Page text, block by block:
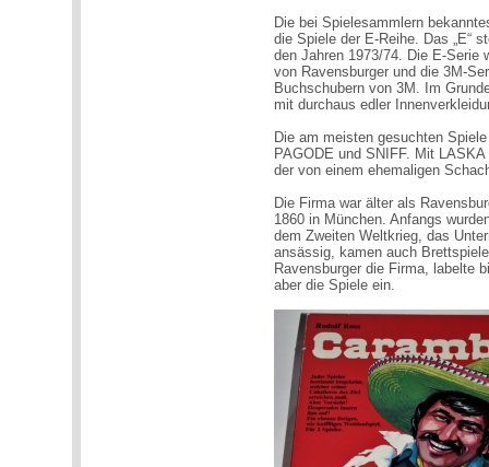
Die bei Spielesammlern
die Spiele der E-Reihe. Das „E“
den Jahren 1973/74. Die E-Serie
von Ravensburger und die 3M-
Buchschubern von 3M. Im
mit durchaus edler
Die am meisten gesuchten
PAGODE und SNIFF. Mit
der von einem ehemaligen
Die Firma war älter als
1860 in München. Anfangs
dem Zweiten Weltkrieg, das
ansässig, kamen auch
Ravensburger die Firma, labelte
aber die Spiele ein.